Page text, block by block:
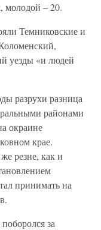
молодой – 20.
Темниковские и
уезды «и людей
разрухи разница
районами
окраине
крае.
резне, как и
принимать на
за